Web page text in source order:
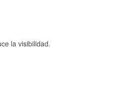
la visibilidad.